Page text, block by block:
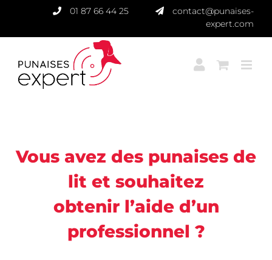
contenu
01 87 66 44 25
contact@punaises-
expert.com
Vous avez des punaises de
lit et souhaitez
obtenir l’aide d’un
professionnel ?